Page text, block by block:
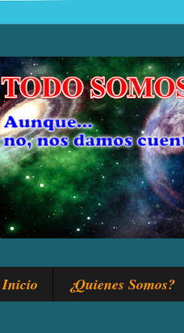
Inicio ¿Quienes Somos?